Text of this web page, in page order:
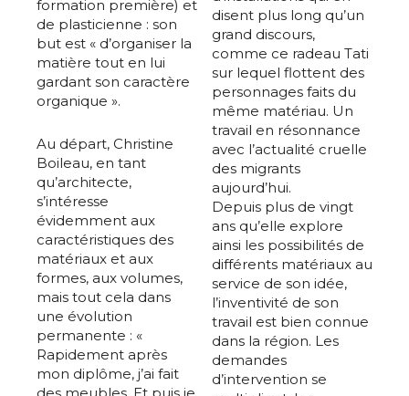
formation première) et
de plasticienne : son
but est « d’organiser la
matière tout en lui
gardant son caractère
organique ».
Au départ, Christine
Boileau, en tant
qu’architecte,
s’intéresse
évidemment aux
caractéristiques des
matériaux et aux
formes, aux volumes,
mais tout cela dans
une évolution
permanente : «
Rapidement après
mon diplôme, j’ai fait
disent plus long qu’un
grand discours,
comme ce radeau Tati
sur lequel flottent des
personnages faits du
même matériau. Un
travail en résonnance
avec l’actualité cruelle
des migrants
aujourd’hui.
Depuis plus de vingt
ans qu’elle explore
ainsi les possibilités de
différents matériaux au
service de son idée,
l’inventivité de son
travail est bien connue
dans la région. Les
demandes
d’intervention se